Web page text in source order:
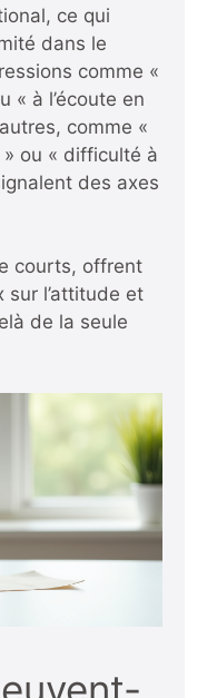
ce qui
dans le
comme «
« à l’écoute en
comme «
» ou « difficulté à
des axes
courts, offrent
l’attitude et
de la seule